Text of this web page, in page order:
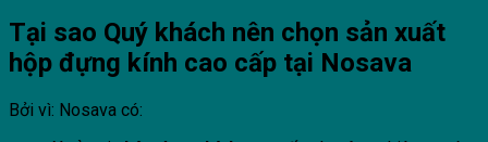
Tại sao Quý khách nên chọn sản xuất
hộp đựng kính cao cấp tại Nosava
Bởi vì: Nosava có: